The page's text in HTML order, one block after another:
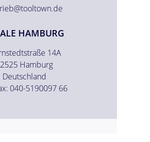
HAMBURG
14A
Hamburg
Deutschland
040-5190097 66